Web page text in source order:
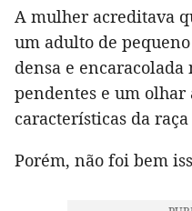
A mulher acreditava
um adulto de
densa e
pendentes e um olhar
características da
Porém, não foi bem